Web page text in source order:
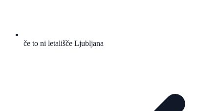
če to ni letališče Ljubljana